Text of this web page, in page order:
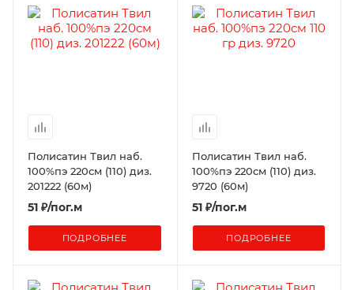
Полисатин Твил наб.
100%пэ 220см (110) диз.
201222 (60м)
51 ₽/пог.м
ПОДРОБНЕЕ
Полисатин Твил наб.
100%пэ 220см (110) диз.
9720 (60м)
51₽/пог.м
ПОДРОБНЕЕ